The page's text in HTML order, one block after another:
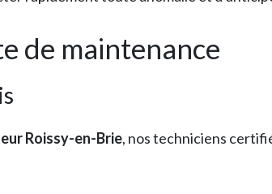
de maintenance
Roissy-en-Brie, nos techniciens